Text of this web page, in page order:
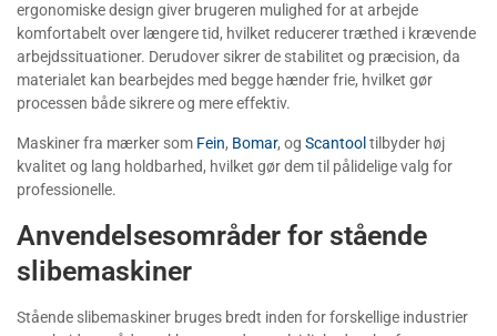
ergonomiske design giver brugeren mulighed for at arbejde
komfortabelt over længere tid, hvilket reducerer træthed i krævende
arbejdssituationer. Derudover sikrer de stabilitet og præcision, da
materialet kan bearbejdes med begge hænder frie, hvilket gør
processen både sikrere og mere effektiv.
Maskiner fra mærker som Fein, Bomar, og Scantool tilbyder høj
kvalitet og lang holdbarhed, hvilket gør dem til pålidelige valg for
professionelle.
Anvendelsesområder for stående
slibemaskiner
Stående slibemaskiner bruges bredt inden for forskellige industrier